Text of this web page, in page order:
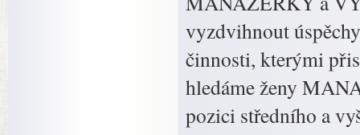
vyzdvihnout
činnosti, kterými
hledáme ženy
pozici středního a